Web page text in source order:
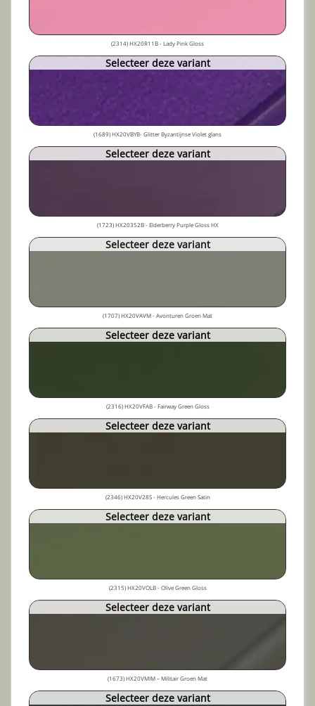
(2314) HX20R11B - Lady Pink Gloss
Selecteer deze variant
(1689) HX20VBYB- Glitter Byzantijnse Violet glans
Selecteer deze variant
(1723) HX20352B - Elderberry Purple Gloss HX
Selecteer deze variant
(1707) HX20VAVM - Avonturen Groen Mat
Selecteer deze variant
(2316) HX20VFAB - Fairway Green Gloss
Selecteer deze variant
(2346) HX20V28S - Hercules Green Satin
Selecteer deze variant
(2315) HX20VOLB - Olive Green Gloss
Selecteer deze variant
(1673) HX20VMIM – Militair Groen Mat
Selecteer deze variant